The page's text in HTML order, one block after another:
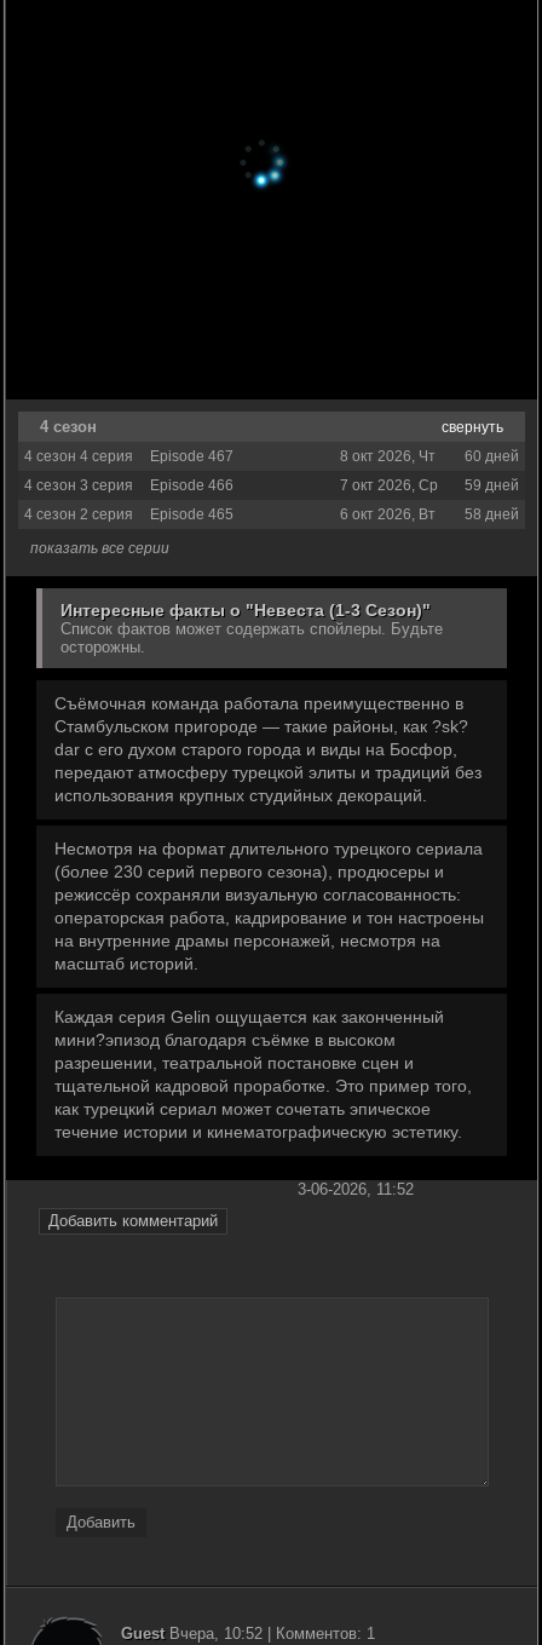
4 сезон
свернуть
4 сезон 4 серия
Episode 467 8 окт 2026, Чт
60 дней
4 сезон 3 серия
Episode 466 7 окт 2026, Ср
59 дней
4 сезон 2 серия
Episode 465 6 окт 2026, Вт
58 дней
показать все серии
Интересные факты о "Невеста (1-3 Сезон)"
Список фактов может содержать спойлеры. Будьте
осторожны.
Съёмочная команда работала преимущественно в
Стамбульском пригороде — такие районы, как ?sk?
dar с его духом старого города и виды на Босфор,
передают атмосферу турецкой элиты и традиций без
использования крупных студийных декораций.
Несмотря на формат длительного турецкого сериала
(более 230 серий первого сезона), продюсеры и
режиссёр сохраняли визуальную согласованность:
операторская работа, кадрирование и тон настроены
на внутренние драмы персонажей, несмотря на
масштаб историй.
Каждая серия Gelin ощущается как законченный
мини?эпизод благодаря съёмке в высоком
разрешении, театральной постановке сцен и
тщательной кадровой проработке. Это пример того,
как турецкий сериал может сочетать эпическое
течение истории и кинематографическую эстетику.
Добавить комментарий
3-06-2026, 11:52
Добавить
GuestВчера, 10:52 | Комментов: 1